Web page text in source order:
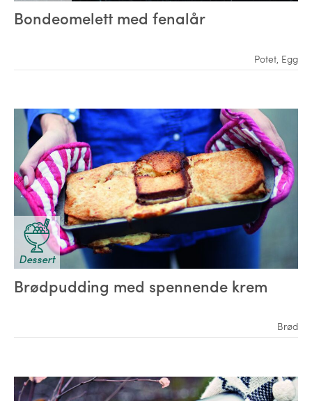
Bondeomelett med fenalår
Potet Egg
Dessert
Brødpudding med spennende krem
Brød